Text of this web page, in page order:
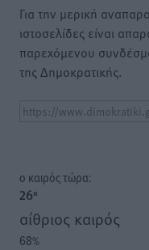
Για την μερική
ιστοσελίδες είναι
παρεχόμενου
της Δημοκρατικής.
o καιρός τώρα:
26°
αίθριος καιρός
68%